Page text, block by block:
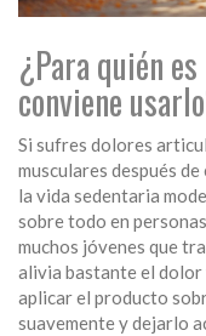
¿Para quién
conviene
Si sufres dolores
musculares después
la vida sedentaria
sobre todo en
muchos jóvenes que
alivia bastante el dolor
aplicar el producto
suavemente y dejarlo